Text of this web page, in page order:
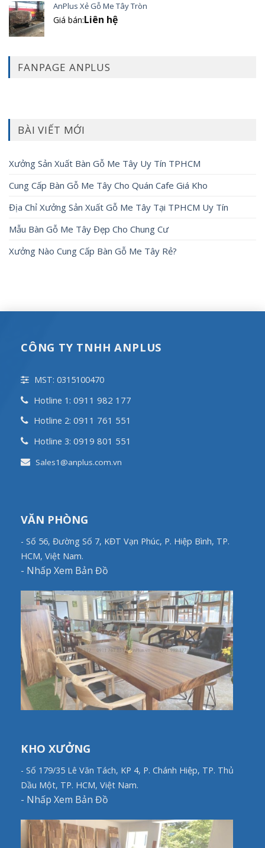
AnPlus Xẻ Gỗ Me Tây Tròn
Giá bán:Liên hệ
FANPAGE ANPLUS
BÀI VIẾT MỚI
Xưởng Sản Xuất Bàn Gỗ Me Tây Uy Tín TPHCM
Cung Cấp Bàn Gỗ Me Tây Cho Quán Cafe Giá Kho
Địa Chỉ Xưởng Sản Xuất Gỗ Me Tây Tại TPHCM Uy Tín
Mẫu Bàn Gỗ Me Tây Đẹp Cho Chung Cư
Xưởng Nào Cung Cấp Bàn Gỗ Me Tây Rẻ?
CÔNG TY TNHH ANPLUS
MST: 0315100470
Hotline 1: 0911 982 177
Hotline 2: 0911 761 551
Hotline 3: 0919 801 551
Sales1@anplus.com.vn
VĂN PHÒNG
- Số 56, Đường Số 7, KĐT Vạn Phúc, P. Hiệp Bình, TP.
HCM, Việt Nam.
- Nhấp Xem Bản Đồ
KHO XƯỞNG
- Số 179/35 Lê Văn Tách, KP 4, P. Chánh Hiệp, TP. Thủ
Dầu Một, TP. HCM, Việt Nam.
- Nhấp Xem Bản Đồ